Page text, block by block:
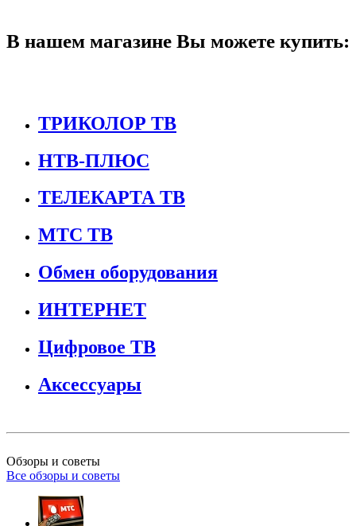
В нашем магазине Вы можете купить:
ТРИКОЛОР ТВ
НТВ-ПЛЮС
ТЕЛЕКАРТА ТВ
МТС ТВ
Обмен оборудования
ИНТЕРНЕТ
Цифровое ТВ
Аксессуары
Обзоры и советы
Все обзоры и советы